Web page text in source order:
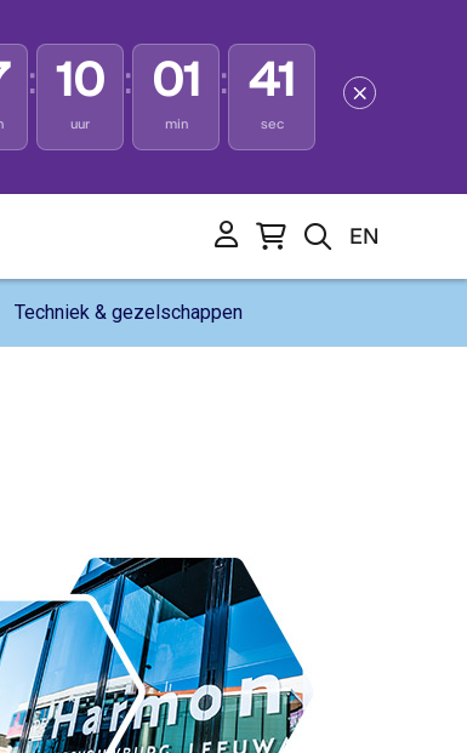
10
uur
01
min
40
sec
EN
Techniek & gezelschappen